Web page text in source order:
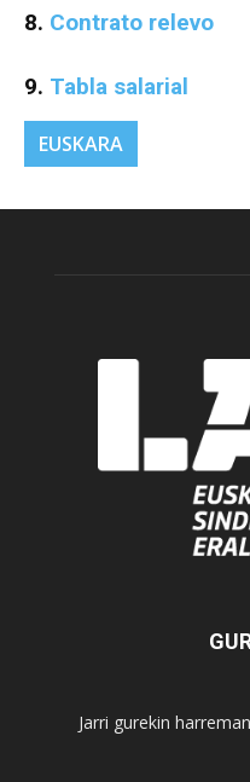
8. Contrato relevo
9. Tabla salarial
EUSKARA
Jarri gurekin